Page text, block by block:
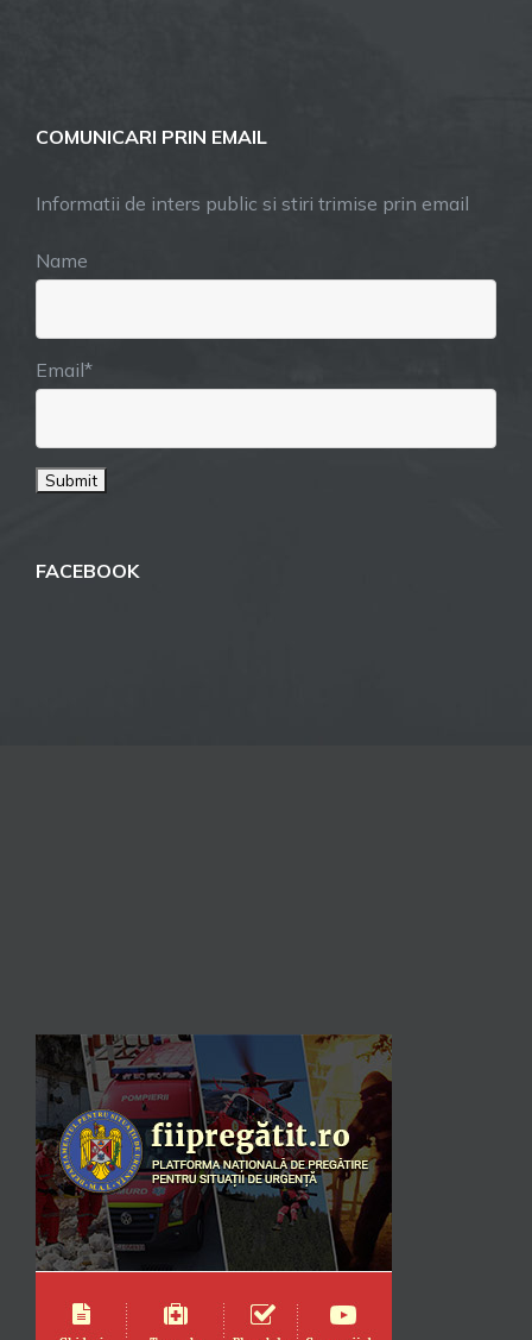
COMUNICARI PRIN EMAIL
Informatii de inters public si stiri trimise prin email
Name
Email*
FACEBOOK